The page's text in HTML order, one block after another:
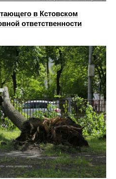
в Кстовском
ответственности